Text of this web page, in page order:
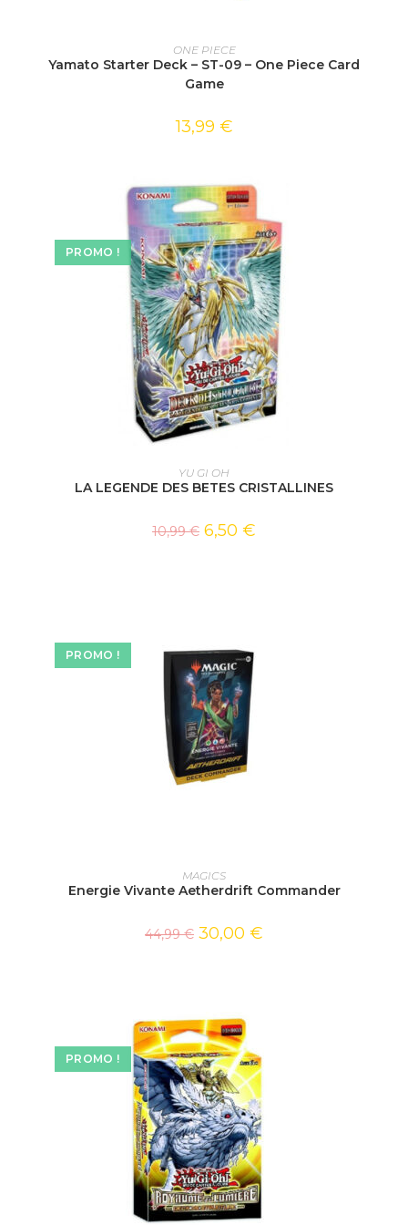
AJOUTER AU PANIER
ONE PIECE
Yamato Starter Deck – ST-09 – One Piece Card
Game
13,99 €
PROMO !
AJOUTER AU PANIER
YU GI OH
LA LEGENDE DES BETES CRISTALLINES
10,99€ 6,50 €
PROMO !
AJOUTER AU PANIER
MAGICS
Energie Vivante Aetherdrift Commander
44,99€ 30,00 €
PROMO !